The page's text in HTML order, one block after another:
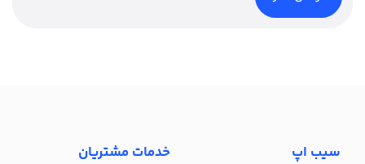
سیب اپ خدمات مشتریان